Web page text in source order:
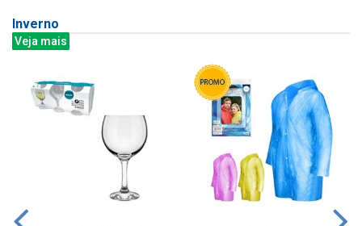
Inverno
Veja mais